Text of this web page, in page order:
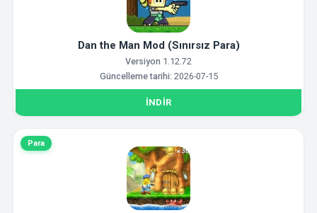
Dan the Man Mod (Sınırsız Para)
Versiyon 1.12.72
Güncelleme tarihi: 2026-07-15
İNDIR
Para